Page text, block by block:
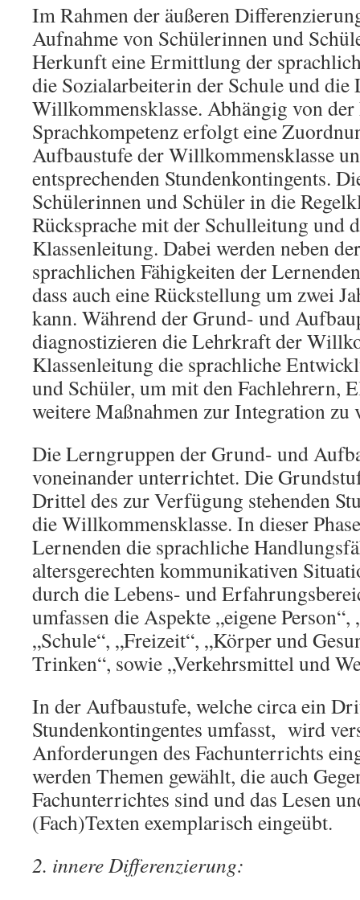
Im Rahmen der äußeren
Aufnahme von Schülerinnen und
Herkunft eine Ermittlung der
die Sozialarbeiterin der Schule und
Willkommensklasse. Abhängig von der
Sprachkompetenz erfolgt eine
Aufbaustufe der Willkommensklasse
entsprechenden Stundenkontingents.
Schülerinnen und Schüler in die
Rücksprache mit der Schulleitung und
Klassenleitung. Dabei werden neben
sprachlichen Fähigkeiten der
dass auch eine Rückstellung um zwei
kann. Während der Grund- und
diagnostizieren die Lehrkraft der
Klassenleitung die sprachliche
und Schüler, um mit den Fachlehrern,
weitere Maßnahmen zur Integration zu
Die Lerngruppen der Grund- und
voneinander unterrichtet. Die
Drittel des zur Verfügung stehenden
die Willkommensklasse. In dieser
Lernenden die sprachliche
altersgerechten kommunikativen
durch die Lebens- und
umfassen die Aspekte „eigene
„Schule“, „Freizeit“, „Körper und
Trinken“, sowie „Verkehrsmittel und
In der Aufbaustufe, welche circa ein
Stundenkontingentes umfasst, wird
Anforderungen des Fachunterrichts
werden Themen gewählt, die auch
Fachunterrichtes sind und das Lesen
(Fach)Texten exemplarisch eingeübt.
2. innere Differenzierung: